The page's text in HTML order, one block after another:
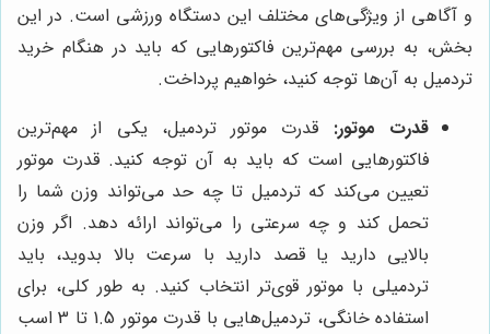
و آگاهی از ویژگی‌های مختلف این دستگاه ورزشی است. در این
بخش، به بررسی مهم‌ترین فاکتورهایی که باید در هنگام خرید
تردمیل به آن‌ها توجه کنید، خواهیم پرداخت.
قدرت موتور: قدرت موتور تردمیل، یکی از مهم‌ترین
فاکتورهایی است که باید به آن توجه کنید. قدرت موتور
تعیین می‌کند که تردمیل تا چه حد می‌تواند وزن شما را
تحمل کند و چه سرعتی را می‌تواند ارائه دهد. اگر وزن
بالایی دارید یا قصد دارید با سرعت بالا بدوید، باید
تردمیلی با موتور قوی‌تر انتخاب کنید. به طور کلی، برای
استفاده خانگی، تردمیل‌هایی با قدرت موتور 1.5 تا 3 اسب